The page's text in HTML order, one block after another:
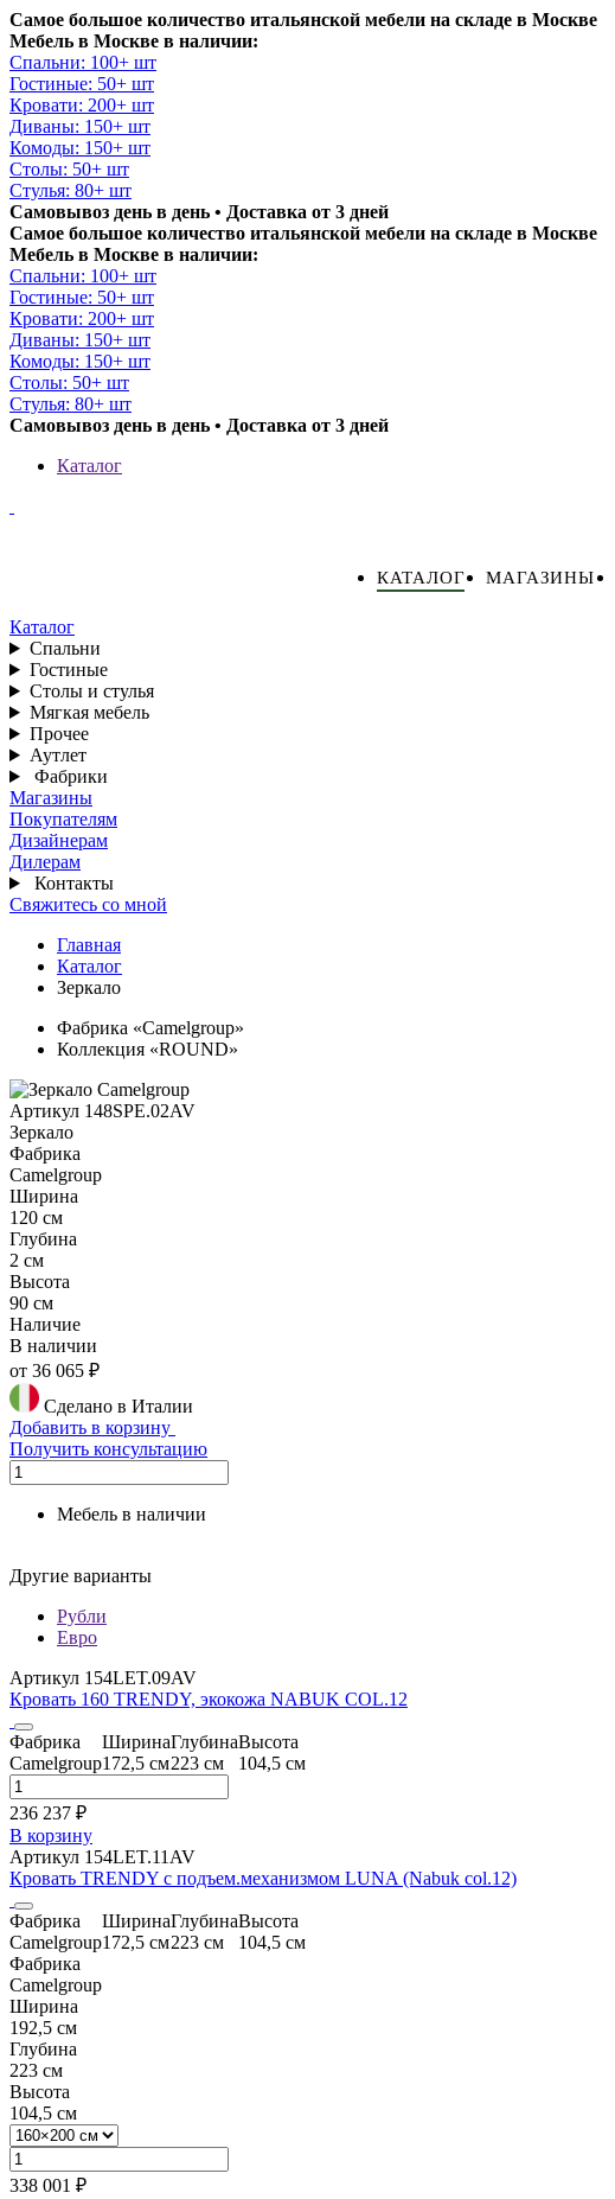
Самое большое количество итальянской мебели на складе в Москве
Мебель в Москве в наличии:
Спальни: 100+ шт
Гостиные: 50+ шт
Кровати: 200+ шт
Диваны: 150+ шт
Комоды: 150+ шт
Столы: 50+ шт
Стулья: 80+ шт
Самовывоз день в день • Доставка от 3 дней
Самое большое количество итальянской мебели на складе в Москве
Мебель в Москве в наличии:
Спальни: 100+ шт
Гостиные: 50+ шт
Кровати: 200+ шт
Диваны: 150+ шт
Комоды: 150+ шт
Столы: 50+ шт
Стулья: 80+ шт
Самовывоз день в день • Доставка от 3 дней
Каталог
КАТАЛОГ МАГАЗИНЫ
Каталог
Спальни
Гостиные
Столы и стулья
Мягкая мебель
Прочее
Аутлет
Фабрики
Магазины
Покупателям
Дизайнерам
Дилерам
Контакты
Свяжитесь со мной
Главная
Каталог
Зеркало
Фабрика «Camelgroup»
Коллекция «ROUND»
Артикул 148SPE.02AV
Зеркало
Фабрика
Camelgroup
Ширина
120 см
Глубина
2 см
Высота
90 см
Наличие
В наличии
от 36 065 ₽
Сделано в Италии
Добавить в корзину
Получить консультацию
Мебель в наличии
Другие варианты
Рубли
Евро
Артикул 154LET.09AV
Кровать 160 TRENDY, экокожа NABUK COL.12
Фабрика
Camelgroup
Ширина
172,5 см
Глубина
223 см
Высота
104,5 см
236 237 ₽
В корзину
Артикул 154LET.11AV
Кровать TRENDY с подъем.механизмом LUNA (Nabuk col.12)
Фабрика
Camelgroup
Ширина
172,5 см
Глубина
223 см
Высота
104,5 см
Фабрика
Camelgroup
Ширина
192,5 см
Глубина
223 см
Высота
104,5 см
338 001 ₽